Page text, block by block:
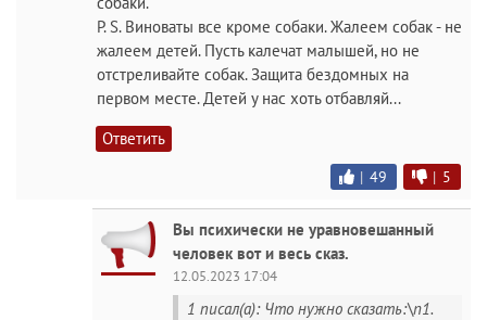
P. S. Виноваты все кроме собаки. Жалеем собак - не
жалеем детей. Пусть калечат малышей, но не
отстреливайте собак. Защита бездомных на
первом месте. Детей у нас хоть отбавляй...
Ответить
| 49 | 5
Вы психически не уравновешанный
человек вот и весь сказ.
12.05.2023 17:04
1 писал(а): Что нужно сказать:\n1.